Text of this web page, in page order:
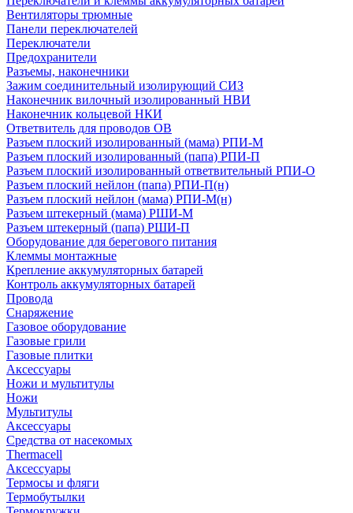
Вентиляторы трюмные
Панели переключателей
Переключатели
Предохранители
Разъемы, наконечники
Зажим соединительный изолирующий СИЗ
Наконечник вилочный изолированный НВИ
Наконечник кольцевой НКИ
Ответвитель для проводов ОВ
Разъем плоский изолированный (мама) РПИ-М
Разъем плоский изолированный (папа) РПИ-П
Разъем плоский изолированный ответвительный РПИ-О
Разъем плоский нейлон (папа) РПИ-П(н)
Разъем плоский нейлон (мама) РПИ-М(н)
Разъем штекерный (мама) РШИ-М
Разъем штекерный (папа) РШИ-П
Оборудование для берегового питания
Клеммы монтажные
Крепление аккумуляторных батарей
Контроль аккумуляторных батарей
Провода
Снаряжение
Газовое оборудование
Газовые грили
Газовые плитки
Аксессуары
Ножи и мультитулы
Ножи
Мультитулы
Аксессуары
Средства от насекомых
Thermacell
Аксессуары
Термосы и фляги
Термобутылки